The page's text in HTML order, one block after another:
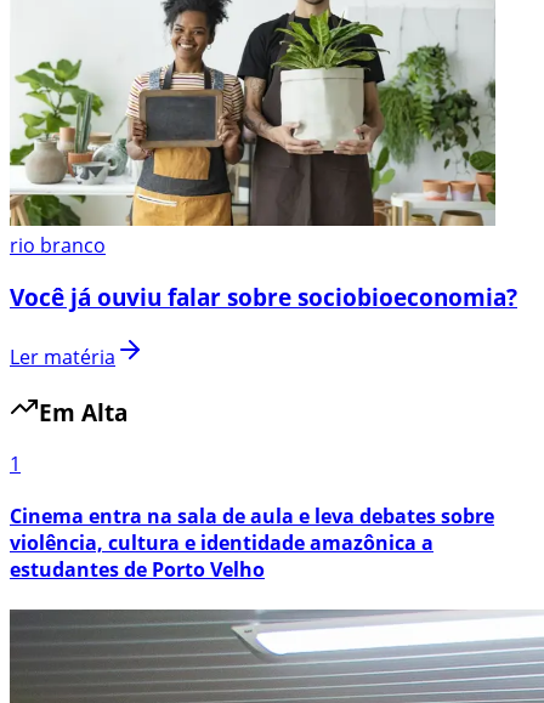
rio branco
Você já ouviu falar sobre sociobioeconomia?
Ler matéria
Em Alta
1
Cinema entra na sala de aula e leva debates sobre
violência, cultura e identidade amazônica a
estudantes de Porto Velho